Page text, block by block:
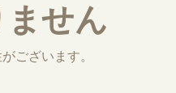
せん
ございます。